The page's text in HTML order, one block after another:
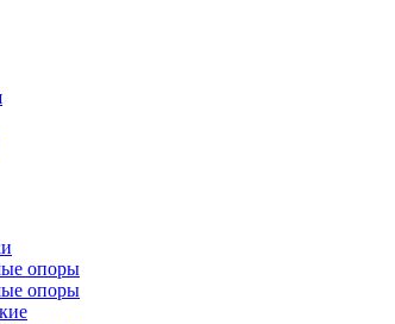
опоры
опоры